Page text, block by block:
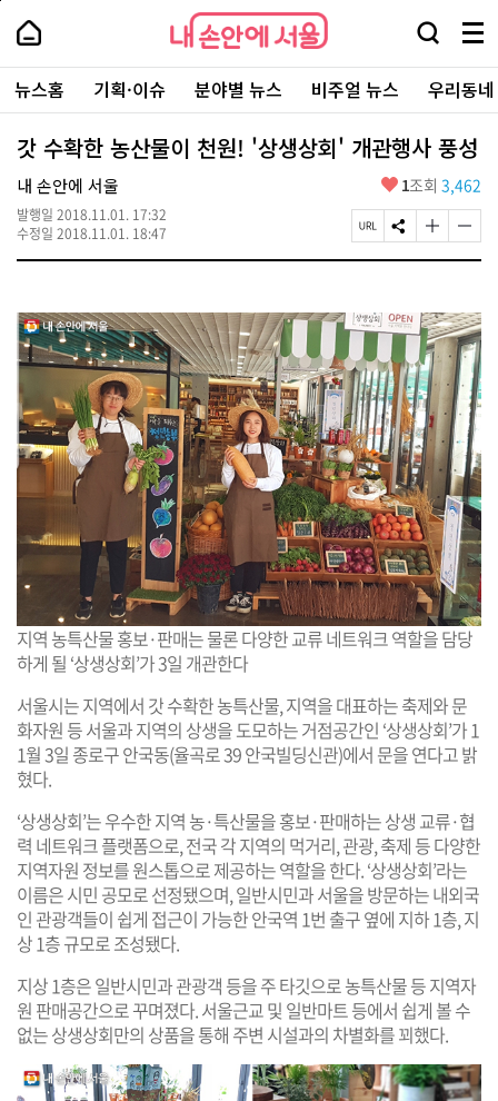
본
로
가
내
손
안
에
서
울
-
서
울
시
대
표
소
털
내
손
에
울
검
창
열
기
메
뉴
전
체
보
기
주
요
서
뉴스홈 기획·이슈 분야별 뉴스 비주얼 뉴스 우리동
갓 수확한 농산물이 천원! '상생상회' 개관행사 풍성
내 손안에 서울
발행일 2018.11.01. 17:32
수정일 2018.11.01. 18:47
좋
요
1조회 3,462
페
이
R
L
복
사
S
N
유
하
기
글
자
크
게
변
경
하
기
글
자
작
게
변
경
하
기
지역 농특산물 홍보·판매는 물론 다양한 교류 네트워크 역할을 담당
하게 될 ‘상생상회’가 3일 개관한다
서울시는 지역에서 갓 수확한 농특산물, 지역을 대표하는 축제와 문
화자원 등 서울과 지역의 상생을 도모하는 거점공간인 ‘상생상회’가 1
1월 3일 종로구 안국동(율곡로 39 안국빌딩신관)에서 문을 연다고 밝
혔다.
‘상생상회’는 우수한 지역 농·특산물을 홍보·판매하는 상생 교류·협
력 네트워크 플랫폼으로, 전국 각 지역의 먹거리, 관광, 축제 등 다양한
지역자원 정보를 원스톱으로 제공하는 역할을 한다. ‘상생상회’라는
이름은 시민 공모로 선정됐으며, 일반시민과 서울을 방문하는 내외국
인 관광객들이 쉽게 접근이 가능한 안국역 1번 출구 옆에 지하 1층, 지
상 1층 규모로 조성됐다.
지상 1층은 일반시민과 관광객 등을 주 타깃으로 농특산물 등 지역자
원 판매공간으로 꾸며졌다. 서울근교 및 일반마트 등에서 쉽게 볼 수
없는 상생상회만의 상품을 통해 주변 시설과의 차별화를 꾀했다.
페
상
단
로